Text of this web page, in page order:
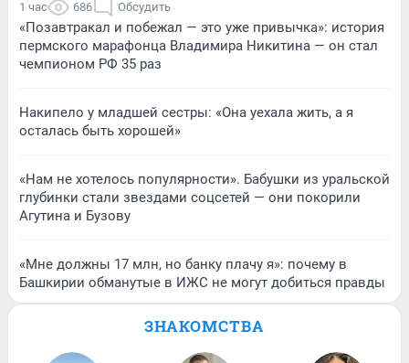
1 час 686 Обсудить
«Позавтракал и побежал — это уже привычка»: история
пермского марафонца Владимира Никитина — он стал
чемпионом РФ 35 раз
Накипело у младшей сестры: «Она уехала жить, а я
осталась быть хорошей»
«Нам не хотелось популярности». Бабушки из уральской
глубинки стали звездами соцсетей — они покорили
Агутина и Бузову
«Мне должны 17 млн, но банку плачу я»: почему в
Башкирии обманутые в ИЖС не могут добиться правды
ЗНАКОМСТВА